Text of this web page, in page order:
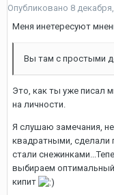
Опубликовано 8
Меня инетересуют
Вы там с простыми
Это, как ты уже писал
на личности.
Я слушаю замечания,
квадратными, сделали
стали
выбираем
кипит